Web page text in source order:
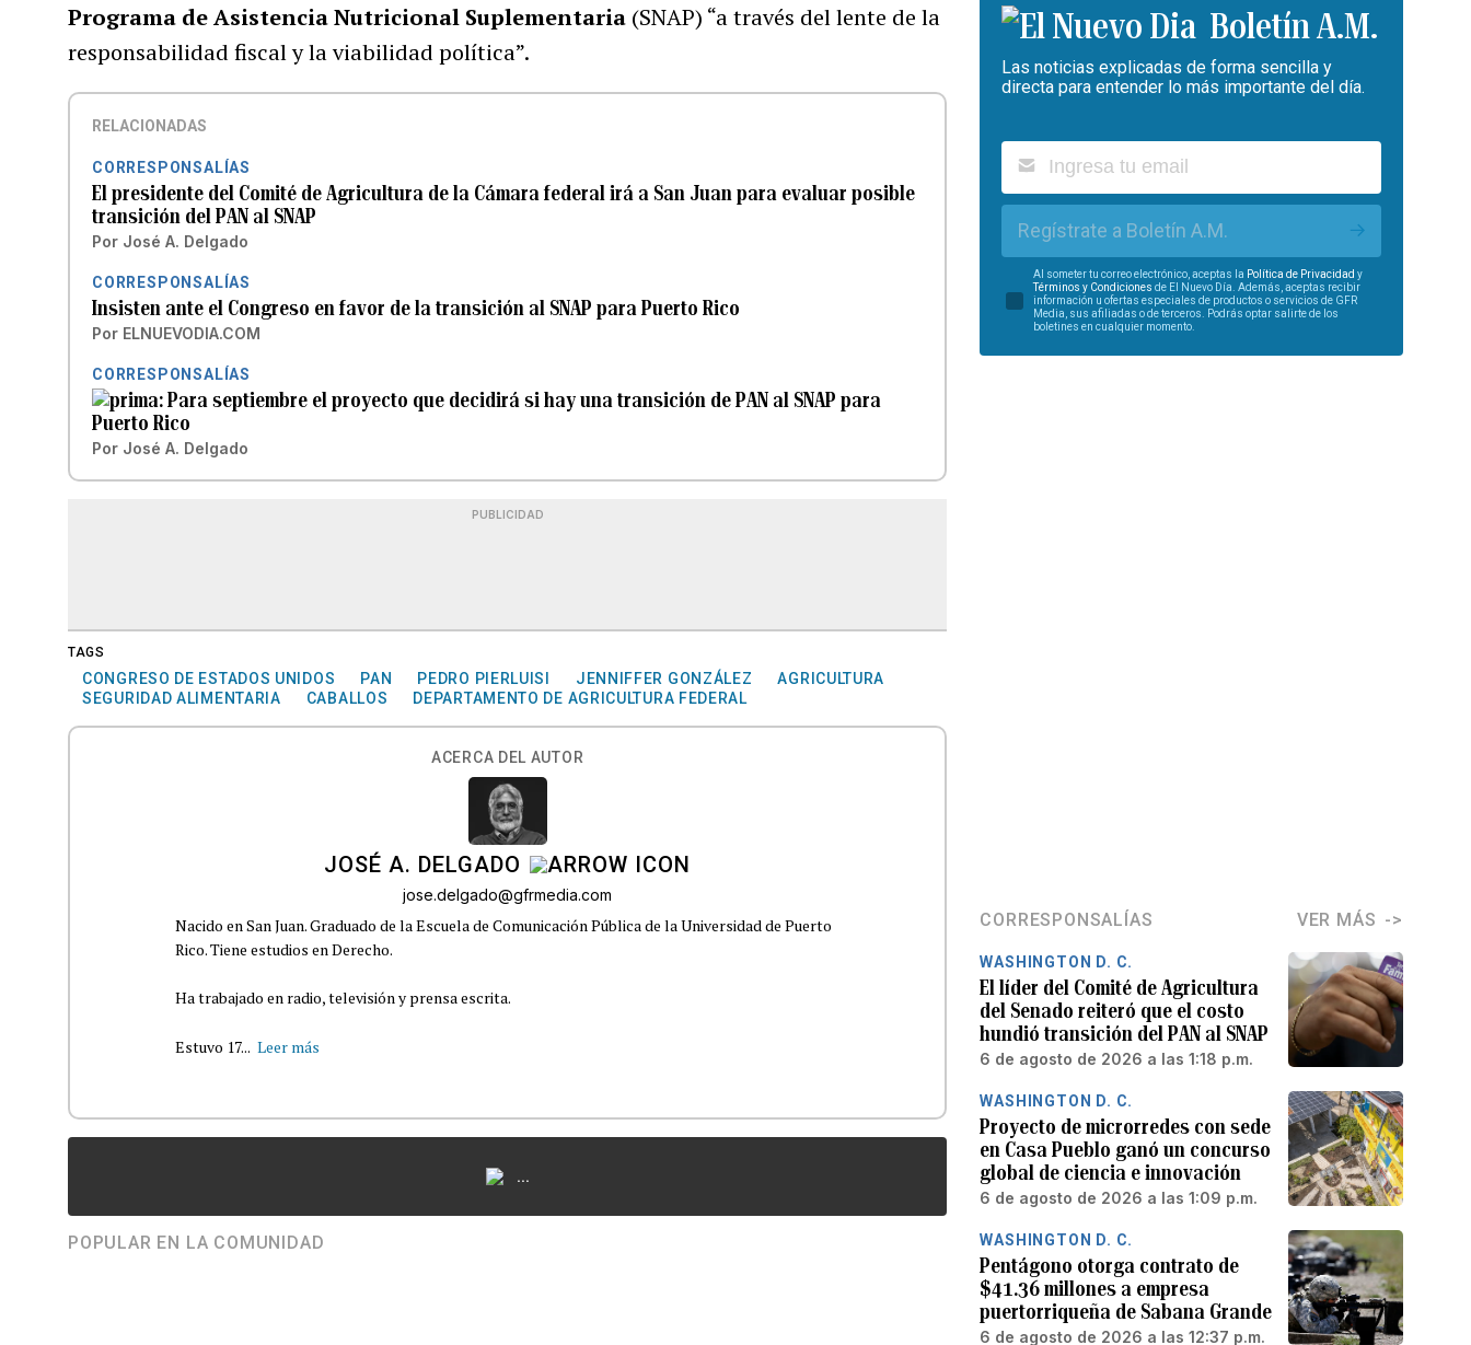
Programa de Asistencia Nutricional Suplementaria (SNAP) “a través del lente de la
responsabilidad fiscal y la viabilidad política”.
RELACIONADAS
CORRESPONSALÍAS
El presidente del Comité de Agricultura de la Cámara federal irá a San Juan para evaluar posible
transición del PAN al SNAP
Por José A. Delgado
CORRESPONSALÍAS
Insisten ante el Congreso en favor de la transición al SNAP para Puerto Rico
Por ELNUEVODIA.COM
CORRESPONSALÍAS
Para septiembre el proyecto que decidirá si hay una transición de PAN al SNAP para
Puerto Rico
Por José A. Delgado
PUBLICIDAD
TAGS
CONGRESO DE ESTADOS UNIDOS PAN PEDRO PIERLUISI JENNIFFER GONZÁLEZ
AGRICULTURA
SEGURIDAD ALIMENTARIA
CABALLOS DEPARTAMENTO DE AGRICULTURA FEDERAL
ACERCA DEL AUTOR
JOSÉ A. DELGADO
jose.delgado@gfrmedia.com
Nacido en San Juan. Graduado de la Escuela de Comunicación Pública de la Universidad de Puerto
Rico. Tiene estudios en Derecho.
Ha trabajado en radio, televisión y prensa escrita.
Estuvo 17... Leer más
...
POPULAR EN LA COMUNIDAD
Boletín A.M.
Las noticias explicadas de forma sencilla y
directa para entender lo más importante del día.
Regístrate a Boletín A.M.
Al someter tu correo electrónico, aceptas la Política de Privacidad y
Términos y Condiciones de El Nuevo Día. Además, aceptas recibir
información u ofertas especiales de productos o servicios de GFR
Media, sus afiliadas o de terceros. Podrás optar salirte de los
boletines en cualquier momento.
CORRESPONSALÍAS VER MÁS
WASHINGTON D. C.
El líder del Comité de Agricultura
del Senado reiteró que el costo
hundió transición del PAN al SNAP
6 de agosto de 2026 a las 1:18 p.m.
WASHINGTON D. C.
Proyecto de microrredes con sede
en Casa Pueblo ganó un concurso
global de ciencia e innovación
6 de agosto de 2026 a las 1:09 p.m.
WASHINGTON D. C.
Pentágono otorga contrato de
$41.36 millones a empresa
puertorriqueña de Sabana Grande
6 de agosto de 2026 a las 12:37 p.m.